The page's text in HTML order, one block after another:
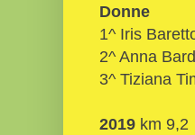
Donne
1^ Iris
2^ Anna
3^ Tiziana
2019 km 9,2